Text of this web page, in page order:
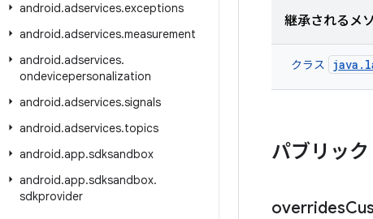
android.adservices.exceptions
android.adservices.measurement
android.adservices.
ondevicepersonalization
android.adservices.signals
android.adservices.topics
android.app.sdksandbox
android.app.sdksandbox.
sdkprovider
継承されるメ
クラス
パブリッ
overrides